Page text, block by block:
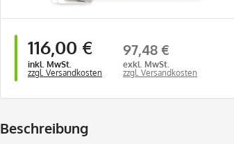
116,00 €
inkl. MwSt.
zzgl. Versandkosten
97,48 €
exkl. MwSt.
zzgl. Versandkosten
Beschreibung